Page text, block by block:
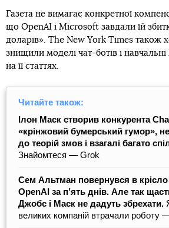
Газета не вимагає конкретної
що OpenAI і Microsoft завдали їй
доларів». The New York Times також
знищили моделі чат-ботів і навчальні
на її статтях.
Читайте також:
Ілон Маск створив конкурента
«крінжовий бумерський гумор»,
до теорій змов і взагалі багато
Знайомтеся — Grok
Сем Альтман повернувся в крісло
OpenAI за п’ять днів. Але так
Джобс і Маск не дадуть збрехати.
великих компаній втрачали роботу